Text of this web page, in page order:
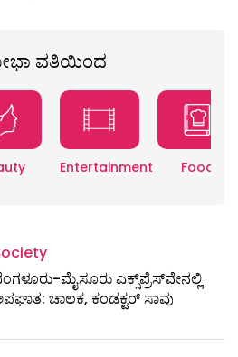
ವತಿಯಿಂದ
Entertainment Food
ಮೈಸೂರು ಎಕ್ಸ್​ಪ್ರೆಸ್‌ವೇನಲ್ಲಿ
ಚಾಲಕ, ಕಂಡಕ್ಟರ್ ಸಾವು